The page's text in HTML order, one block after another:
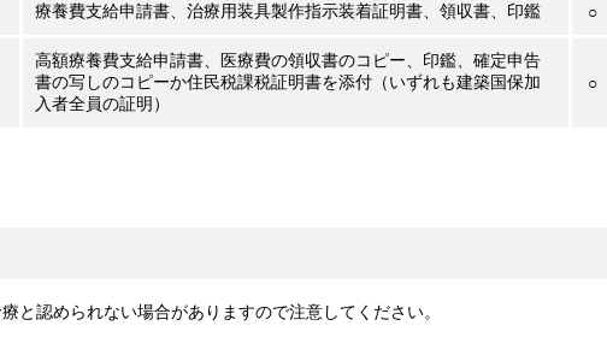
療養費支給申請書、治療用装具製作指示装着証明書、領収書、印鑑 ○
高額療養費支給申請書、医療費の領収書のコピー、印鑑、確定申告
書の写しのコピーか住民税課税証明書を添付（いずれも建築国保加
入者全員の証明）
○
と認められない場合がありますので注意してください。